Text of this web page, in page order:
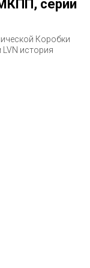
серии
Коробки
история